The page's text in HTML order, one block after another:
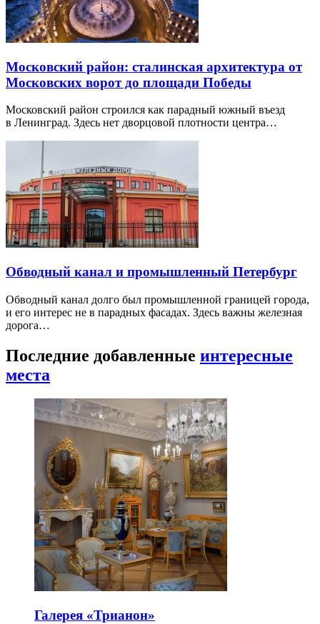
Московский район: сталинская архитектура от
Московских ворот до площади Победы
Московский район строился как парадный южный въезд
в Ленинград. Здесь нет дворцовой плотности центра…
Обводный канал и промышленный Петербург
Обводный канал долго был промышленной границей города,
и его интерес не в парадных фасадах. Здесь важны железная
дорога…
Последние добавленные интересные
места
Галерея «Трианон»